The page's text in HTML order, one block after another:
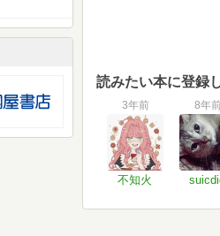
読みたい本に登録
3年前
不知火
8年